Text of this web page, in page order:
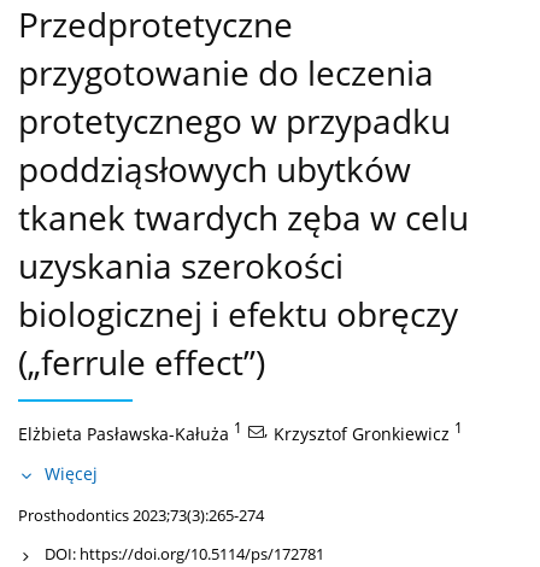
Przedprotetyczne
przygotowanie do leczenia
protetycznego w przypadku
poddziąsłowych ubytków
tkanek twardych zęba w celu
uzyskania szerokości
biologicznej i efektu obręczy
(„ferrule effect”)
Elżbieta Pasławska-Kałuża 1 , Krzysztof Gronkiewicz 1
Więcej
Prosthodontics 2023;73(3):265-274
DOI: https://doi.org/10.5114/ps/172781